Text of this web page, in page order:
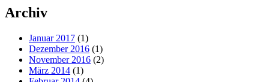
Archiv
Januar 2017 (1)
Dezember 2016 (1)
November 2016 (2)
März 2014 (1)